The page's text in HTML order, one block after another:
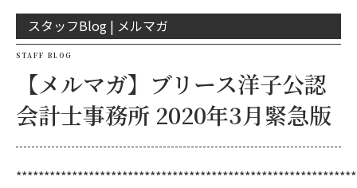
スタッフBlog | メルマガ
STAFF BLOG
【メルマガ】ブリース洋子公認
会計士事務所 2020年3月緊急版